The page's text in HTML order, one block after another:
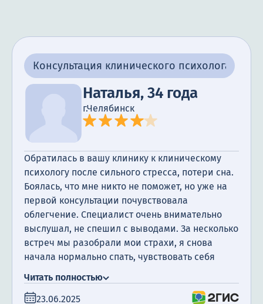
Консультация клинического психолога
Наталья, 34 года
г.Челябинск
Обратилась в вашу клинику к клиническому
психологу после сильного стресса, потери сна.
Боялась, что мне никто не поможет, но уже на
первой консультации почувствовала
облегчение. Специалист очень внимательно
выслушал, не спешил с выводами. За несколько
встреч мы разобрали мои страхи, я снова
начала нормально спать, чувствовать себя
профессионализм.
Читать полностью
23.06.2025